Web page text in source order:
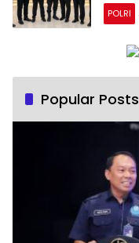
POLRI
Popular Posts